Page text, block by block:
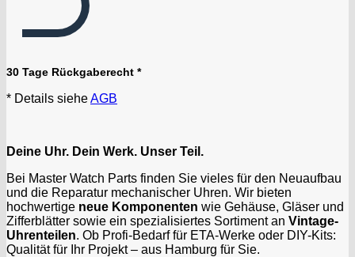
30 Tage Rückgaberecht *
* Details sieheAGB
Deine Uhr. Dein Werk. Unser Teil.
Bei Master Watch Parts finden Sie vieles für den Neuaufbau
und die Reparatur mechanischer Uhren. Wir bieten
hochwertige neue Komponenten wie Gehäuse, Gläser und
Zifferblätter sowie ein spezialisiertes Sortiment an Vintage-
Uhrenteilen. Ob Profi-Bedarf für ETA-Werke oder DIY-Kits:
Qualität für Ihr Projekt – aus Hamburg für Sie.